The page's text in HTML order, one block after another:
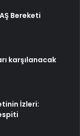
Bereketi
karşılanacak
İzleri: